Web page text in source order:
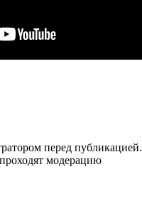
перед публикацией.
модерацию